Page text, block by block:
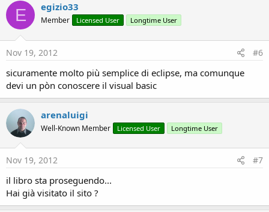
E egizio33
Member Licensed User Longtime User
Nov 19, 2012 #6
sicuramente molto più semplice di eclipse, ma comunque
devi un pòn conoscere il visual basic
arenaluigi
Well-Known Member Licensed User Longtime User
Nov 19, 2012 #7
il libro sta proseguendo...
Hai già visitato il sito ?